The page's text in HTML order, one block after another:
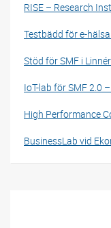
RISE – Research
Testbädd för e-
Stöd för SMF i
IoT-lab för SMF 2.0
High Performance
BusinessLab vid